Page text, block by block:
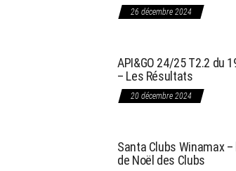
26 décembre 2024
API&GO 24/25 T2.2 du
– Les Résultats
20 décembre 2024
Santa Clubs Winamax
de Noël des Clubs